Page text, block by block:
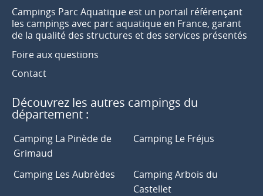
Campings Parc Aquatique est un portail référençant
les campings avec parc aquatique en France, garant
de la qualité des structures et des services présentés
Foire aux questions
Contact
Découvrez les autres campings du
département :
Camping La Pinède de
Grimaud
Camping Le Fréjus
Camping Les Aubrèdes
Camping Arbois du
Castellet